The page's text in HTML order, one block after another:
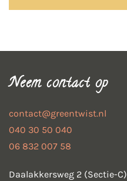
Neem contact op
contact@greentwist.nl
040 30 50 040
06 832 007 58
Daalakkersweg 2 (Sectie-C)